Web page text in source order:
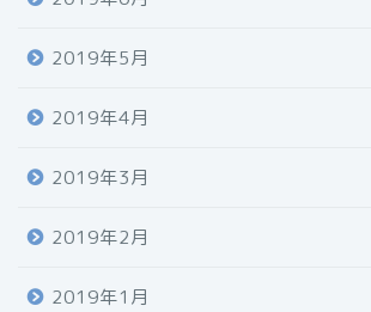
2019年5月
2019年4月
2019年3月
2019年2月
2019年1月